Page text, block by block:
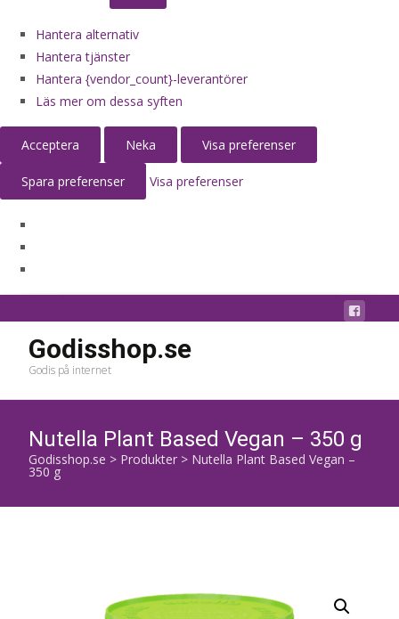
Hantera alternativ
Hantera tjänster
Hantera {vendor_count}-leverantörer
Läs mer om dessa syften
Acceptera Neka Visa preferenser
Spara preferenser Visa preferenser
Godisshop.se
Godis på internet
Nutella Plant Based Vegan – 350 g
Godisshop.se > Produkter > Nutella Plant Based Vegan –
350 g